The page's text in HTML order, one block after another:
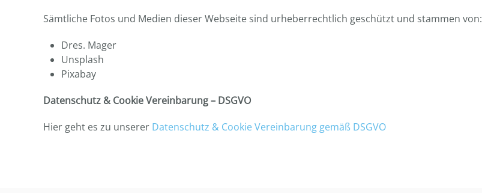
Sämtliche Fotos und Medien dieser Webseite sind urheberrechtlich geschützt und stammen von:
Dres. Mager
Unsplash
Pixabay
Datenschutz & Cookie Vereinbarung – DSGVO
Hier geht es zu unserer Datenschutz & Cookie Vereinbarung gemäß DSGVO